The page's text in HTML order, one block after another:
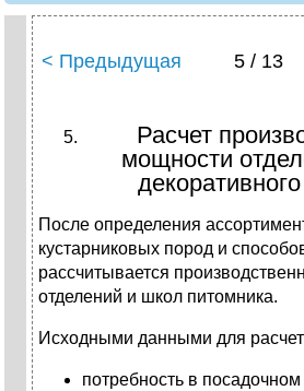
< Предыдущая 5 / 13
Расчет
мощности
После определения
кустарниковых пород и
рассчитывается
отделений и школ питомника.
Исходными данными для
потребность в